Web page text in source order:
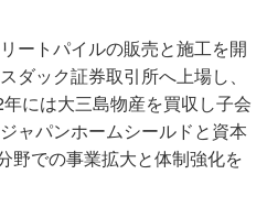
ートパイルの販売と施工を開
ダック証券取引所へ上場し、
には大三島物産を買収し子会
ャパンホームシールドと資本
野での事業拡大と体制強化を